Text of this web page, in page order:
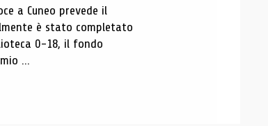
a Cuneo prevede il
è stato completato
0-18, il fondo
...